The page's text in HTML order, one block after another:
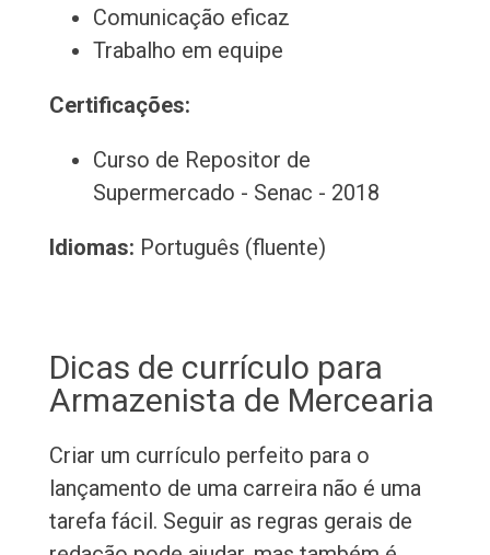
Comunicação eficaz
Trabalho em equipe
Certificações:
Curso de Repositor de
Supermercado - Senac - 2018
Idiomas: Português (fluente)
Dicas de currículo para
Armazenista de Mercearia
Criar um currículo perfeito para o
lançamento de uma carreira não é uma
tarefa fácil. Seguir as regras gerais de